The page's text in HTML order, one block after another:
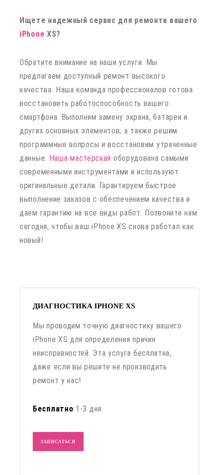
Ищете надежный сервис для ремонта вашего
iPhone XS?
Обратите внимание на наши услуги. Мы
предлагаем доступный ремонт высокого
качества. Наша команда профессионалов готова
восстановить работоспособность вашего
смартфона. Выполним замену экрана, батареи и
других основных элементов, а также решим
программные вопросы и восстановим утраченные
данные. Наша мастерская оборудована самыми
современными инструментами и используют
оригинальные детали. Гарантируем быстрое
выполнение заказов с обеспечением качества и
даем гарантию на все виды работ. Позвоните нам
сегодня, чтобы ваш iPhone XS снова работал как
новый!
ДИАГНОСТИКА IPHONE XS
Мы проводим точную диагностику вашего
iPhone XS для определения причин
неисправностей. Эта услуга бесплатна,
даже если вы решите не производить
ремонт у нас!
Бесплатно 1-3 дня
ЗАПИСАТЬСЯ